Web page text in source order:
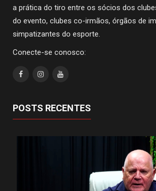
a prática do tiro entre os sócios dos
do evento, clubes co-irmãos, órgãos de
simpatizantes do esporte.
Conecte-se conosco:
POSTS RECENTES